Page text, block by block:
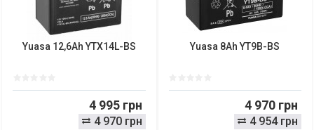
Yuasa 12,6Ah YTX14L-BS
4 995 грн
4 970 грн
Yuasa 8Ah YT9B-BS
4 970 грн
4 954 грн